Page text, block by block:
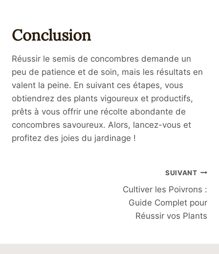
Conclusion
Réussir le semis de concombres demande un
peu de patience et de soin, mais les résultats en
valent la peine. En suivant ces étapes, vous
obtiendrez des plants vigoureux et productifs,
prêts à vous offrir une récolte abondante de
concombres savoureux. Alors, lancez-vous et
profitez des joies du jardinage !
SUIVANT
Cultiver les Poivrons :
Guide Complet pour
Réussir vos Plants